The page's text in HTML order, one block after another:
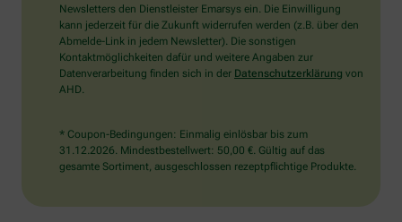
die
Tasse.
Newsletters den Dienstleister Emarsys ein. Die Einwilligung
kann jederzeit für die Zukunft widerrufen werden (z.B. über den
Abmelde-Link in jedem Newsletter). Die sonstigen
Kontaktmöglichkeiten dafür und weitere Angaben zur
Datenverarbeitung finden sich in der Datenschutzerklärung von
AHD.
* Coupon-Bedingungen: Einmalig einlösbar bis zum
31.12.2026. Mindestbestellwert: 50,00 €. Gültig auf das
gesamte Sortiment, ausgeschlossen rezeptpflichtige Produkte.